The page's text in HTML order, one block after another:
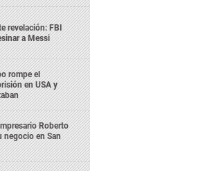
revelación: FBI
a Messi
rompe el
en USA y
Roberto
negocio en San